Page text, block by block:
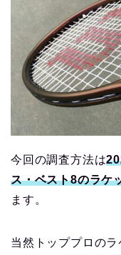
今回の調査方法は
ス・ベスト8のラケ
ます。
当然トッププロの